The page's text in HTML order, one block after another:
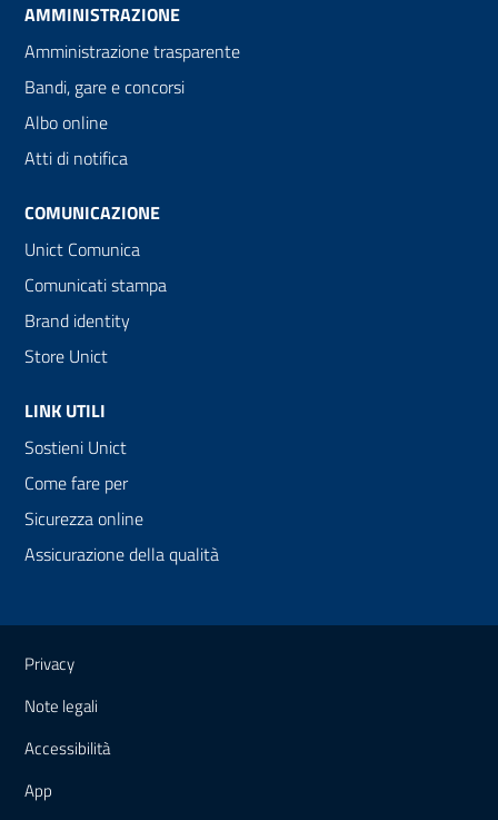
AMMINISTRAZIONE
Amministrazione trasparente
Bandi, gare e concorsi
Albo online
Atti di notifica
COMUNICAZIONE
Unict Comunica
Comunicati stampa
Brand identity
Store Unict
LINK UTILI
Sostieni Unict
Come fare per
Sicurezza online
Assicurazione della qualità
Link e informazioni utili
Privacy
Note legali
Accessibilità
App